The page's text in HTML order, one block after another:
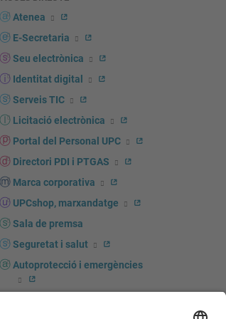
Atenea
E-Secretaria
Seu electrònica
Identitat digital
Serveis TIC
Licitació electrònica
Portal del Personal UPC
Directori PDI i PTGAS
Marca corporativa
UPCshop, marxandatge
Sala de premsa
Seguretat i salut
Autoprotecció i emergències